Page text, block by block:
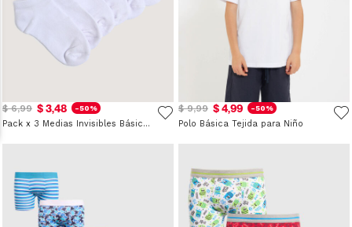
$ 6,99 $ 3,48 -50%
Pack x 3 Medias Invisibles Básicas para Niño
$ 9,99 $ 4,99 -50%
Polo Básica Tejida para Niño